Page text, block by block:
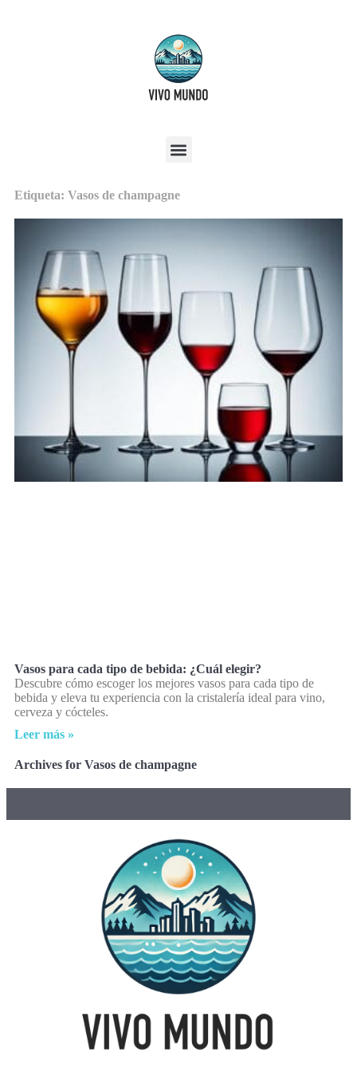
Etiqueta: Vasos de champagne
Vasos para cada tipo de bebida: ¿Cuál elegir?
Descubre cómo escoger los mejores vasos para cada tipo de
bebida y eleva tu experiencia con la cristalería ideal para vino,
cerveza y cócteles.
Leer más »
Archives for Vasos de champagne